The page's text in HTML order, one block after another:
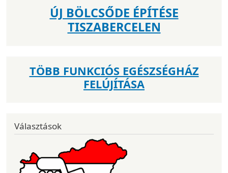
ÚJ BÖLCSŐDE ÉPÍTÉSE
TISZABERCELEN
TÖBB FUNKCIÓS EGÉSZSÉGHÁZ
FELÚJÍTÁSA
Választások